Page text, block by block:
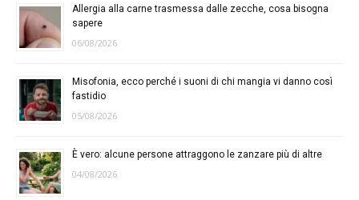
Allergia alla carne trasmessa dalle zecche, cosa bisogna
sapere
06/08/2026
Misofonia, ecco perché i suoni di chi mangia vi danno così
fastidio
05/08/2026
È vero: alcune persone attraggono le zanzare più di altre
04/08/2026